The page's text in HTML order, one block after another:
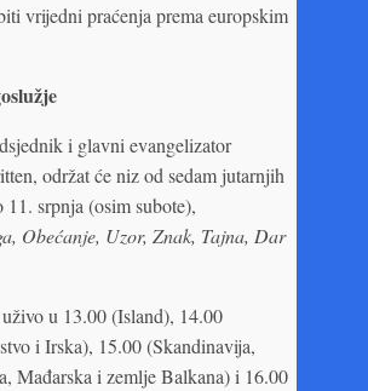
vrijedni praćenja prema europskim
i glavni evangelizator
održat će niz od sedam jutarnjih
srpnja (osim subote),
Obećanje, Uzor, Znak, Tajna, Dar
u 13.00 (Island), 14.00
i Irska), 15.00 (Skandinavija,
Mađarska i zemlje Balkana) i 16.00